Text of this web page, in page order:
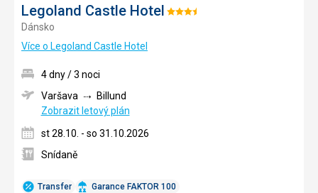
Legoland Castle Hotel Hodnocení:
Dánsko
Více o Legoland Castle Hotel
Transfer Garance FAKTOR 100
4 dny / 3 noci
Varšava
Billund
Zobrazit letový plán
st 28.10. - so 31.10.2026
Snídaně